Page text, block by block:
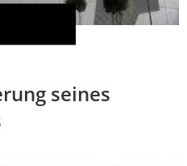
seines